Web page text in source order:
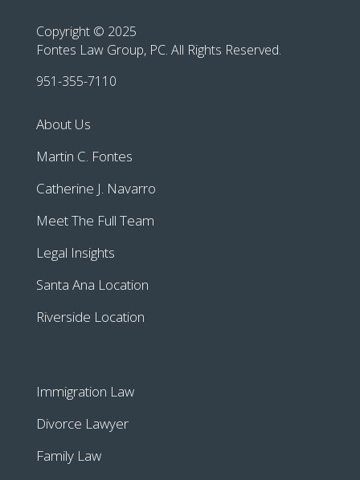
Copyright © 2025
Fontes Law Group, PC. All Rights Reserved.
951-355-7110
About Us
Martin C. Fontes
Catherine J. Navarro
Meet The Full Team
Legal Insights
Santa Ana Location
Riverside Location
Immigration Law
Divorce Lawyer
Family Law